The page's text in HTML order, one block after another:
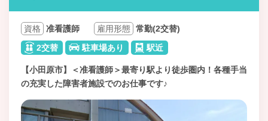
資格 准看護師 雇用形態 常勤(2交替)
2交替
駐車場あり 駅近
【小田原市】＜准看護師＞最寄り駅より徒歩圏内！各種手当
の充実した障害者施設でのお仕事です♪